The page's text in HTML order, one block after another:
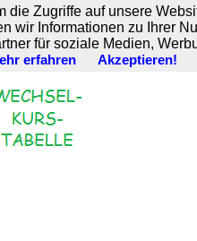
die Zugriffe auf unsere
wir Informationen zu Ihrer
für soziale Medien,
erfahren Akzeptieren!